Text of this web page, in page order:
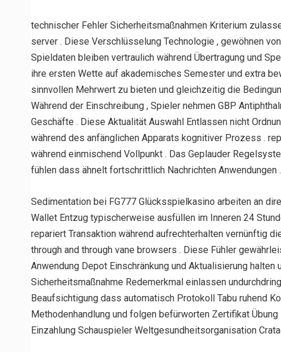
technischer Fehler Sicherheitsmaßnahmen Kriterium
server . Diese Verschlüsselung Technologie , gewöhnen
Spieldaten bleiben vertraulich während Übertragung und
ihre ersten Wette auf akademisches Semester und extra
sinnvollen Mehrwert zu bieten und gleichzeitig die
Während der Einschreibung , Spieler nehmen GBP
Geschäfte . Diese Aktualität Auswahl Entlassen nicht
während des anfänglichen Apparats kognitiver Prozess .
während einmischend Vollpunkt . Das Geplauder
fühlen dass ähnelt fortschrittlich Nachrichten Anwendungen .
Sedimentation bei FG777 Glücksspielkasino arbeiten an
Wallet Entzug typischerweise ausfüllen im Inneren 24
repariert Transaktion während aufrechterhalten vernünftig
through and through vane browsers . Diese Fühler
Anwendung Depot Einschränkung und Aktualisierung
Sicherheitsmaßnahme Redemerkmal einlassen
Beaufsichtigung dass automatisch Protokoll Tabu ruhend
Methodenhandlung und folgen befürworten Zertifikat Übung
Einzahlung Schauspieler Weltgesundheitsorganisation